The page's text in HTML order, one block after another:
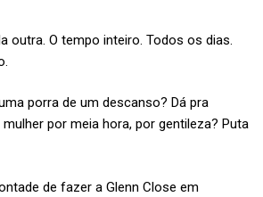
outra. O tempo inteiro. Todos os dias.
porra de um descanso? Dá pra
por meia hora, por gentileza? Puta
de fazer a Glenn Close em